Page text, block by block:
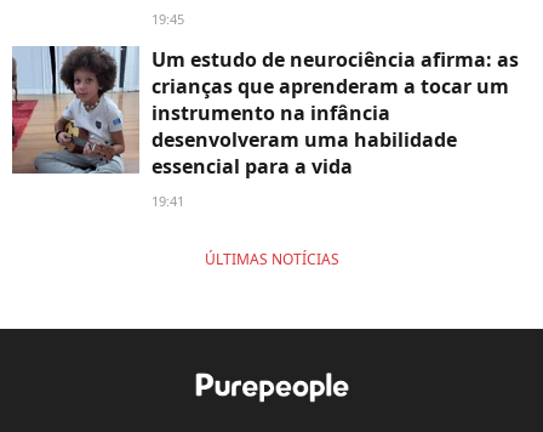
19:45
Um estudo de neurociência afirma: as
crianças que aprenderam a tocar um
instrumento na infância
desenvolveram uma habilidade
essencial para a vida
19:41
ÚLTIMAS NOTÍCIAS